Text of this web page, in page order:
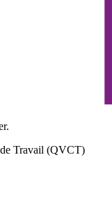
Travail (QVCT)